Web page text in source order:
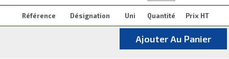
Référence Désignation Uni Quantité Prix HT
Ajouter Au Panier